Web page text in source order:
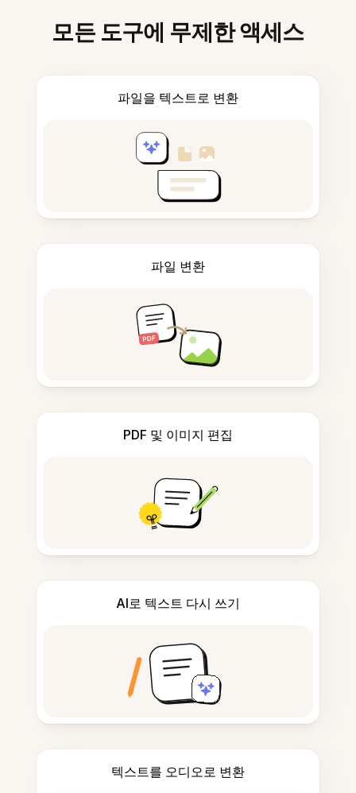
모든 도구에 무제한 액세스
파일을 텍스트로 변환
파일 변환
PDF 및 이미지 편집
AI로 텍스트 다시 쓰기
텍스트를 오디오로 변환